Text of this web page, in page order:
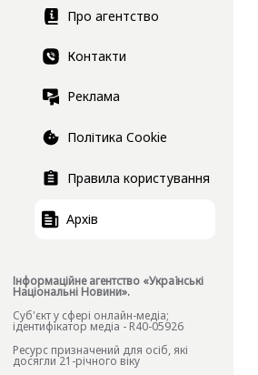
Про агентство
Контакти
Реклама
Політика Cookie
Правила користування
Архів
Інформаційне агентство «Українські
Національні Новини».
Cуб'єкт у сфері онлайн-медіа;
ідентифікатор медіа - R40-05926
Ресурс призначений для осіб, які
досягли 21-річного віку